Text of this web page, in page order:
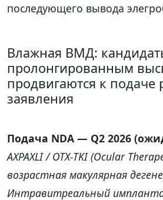
последующего вывода
Влажная ВМД:
пролонгированным
продвигаются к подаче
заявления
Подача NDA — Q2 2026
AXPAXLI / OTX-TKI (Ocular
возрастная макулярная
Интравитреальный